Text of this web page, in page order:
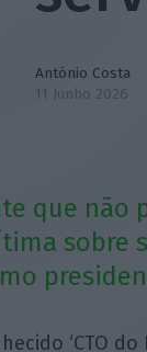
António Costa
11 Junho 2026
que não
sobre
‘CTO